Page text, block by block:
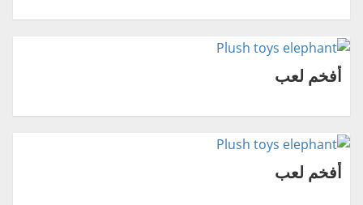
أفخم لعب
أفخم لعب